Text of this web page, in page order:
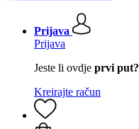
Prijava
Prijava
Jeste li ovdje prvi put?
Kreirajte račun